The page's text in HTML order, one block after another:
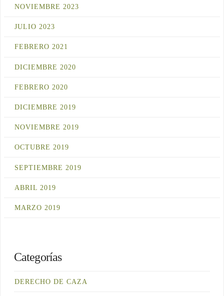
NOVIEMBRE 2023
JULIO 2023
FEBRERO 2021
DICIEMBRE 2020
FEBRERO 2020
DICIEMBRE 2019
NOVIEMBRE 2019
OCTUBRE 2019
SEPTIEMBRE 2019
ABRIL 2019
MARZO 2019
Categorías
DERECHO DE CAZA